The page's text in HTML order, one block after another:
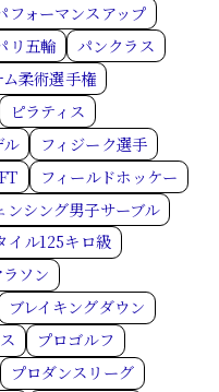
フォーマンスアップ
リ五輪
パンクラス
柔術選手権
ピラティス
フィジーク選手
フィールドホッケー
ンシング男子サーブル
イル125キロ級
ソン
ブレイキングダウン
プロゴルフ
プロダンスリーグ